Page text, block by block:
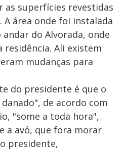
as superfícies revestidas
área onde foi instalada
do Alvorada, onde
Ali existem
mudanças para
do presidente é que o
de acordo com
"some a toda hora",
a avó, que fora morar
presidente,